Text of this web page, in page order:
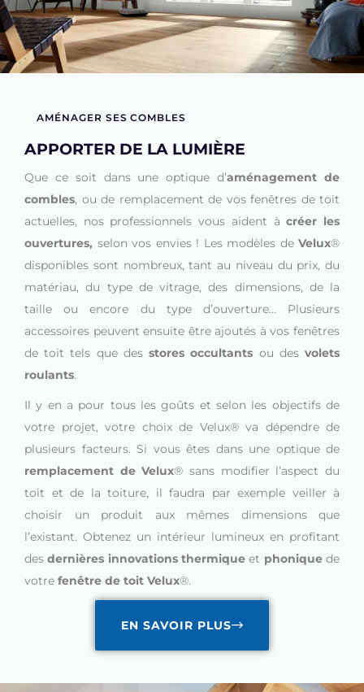
AMÉNAGER SES COMBLES
APPORTER DE LA LUMIÈRE
Que ce soit dans une optique d’aménagement de
combles, ou de remplacement de vos fenêtres de toit
actuelles, nos professionnels vous aident àcréer les
ouvertures, selon vos envies ! Les modèles de Velux®
disponibles sont nombreux, tant au niveau du prix, du
matériau, du type de vitrage, des dimensions, de la
taille ou encore du type d’ouverture… Plusieurs
accessoires peuvent ensuite être ajoutés à vos fenêtres
de toit tels que desstores occultants ou desvolets
roulants.
Il y en a pour tous les goûts et selon les objectifs de
votre projet, votre choix de Velux® va dépendre de
plusieurs facteurs. Si vous êtes dans une optique de
remplacement de Velux® sans modifier l’aspect du
toit et de la toiture, il faudra par exemple veiller à
choisir un produit aux mêmes dimensions que
l’existant. Obtenez un intérieur lumineux en profitant
desdernières innovations thermique et phoniquede
votre fenêtre de toit Velux®.
EN SAVOIR PLUS